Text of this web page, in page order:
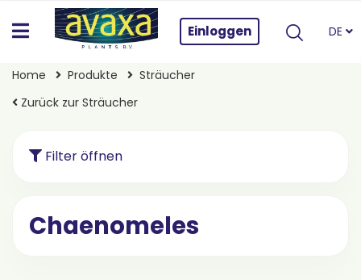
Einloggen DE
Home Produkte
Sträucher
Zurück zur Sträucher
Filter öffnen
Chaenomeles